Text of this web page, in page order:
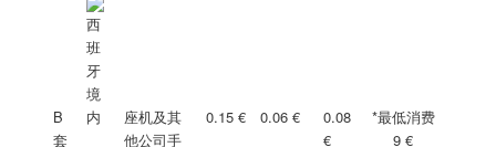
B
套
座机及其
他公司手
0.15 € 0.06 €
0.08
€
*最低消费
9€